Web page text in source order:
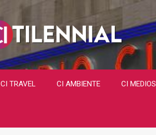
CI TRAVEL CI AMBIENTE CI MEDIOS